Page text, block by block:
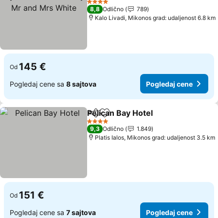
White
Pogledaj cene
4 Zvezdice
8,8 Odlično
789
Kalo Livadi, Mikonos grad: udaljenost 6.8 km
Od 145 €
Pogledaj cene sa 8 sajtova Pogledaj cene
Deli Dodati u favorite
Pelican Bay Hotel
4 Zvezdice
9,3 Odlično
1.849
Platis Ialos, Mikonos grad: udaljenost 3.5 km
Od 151 €
Pogledaj cene sa 7 sajtova Pogledaj cene